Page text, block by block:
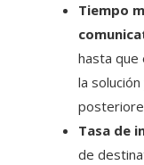
Tiempo
hasta que
la
Tasa de
de